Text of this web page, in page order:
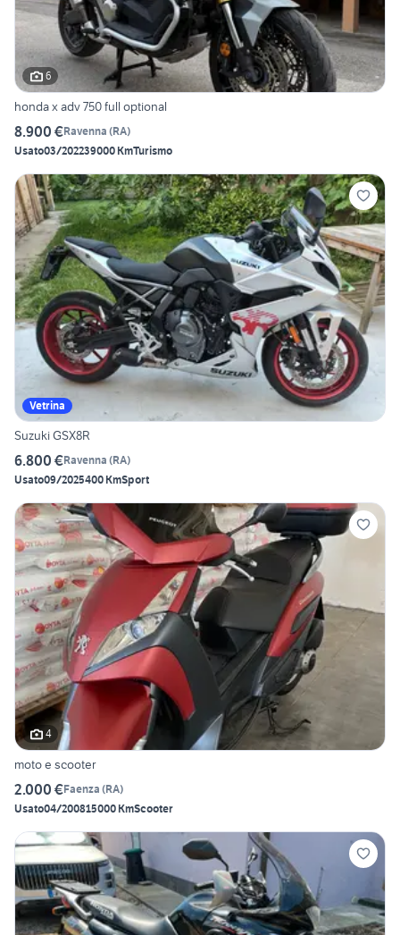
6
honda x adv 750 full optional
8.900 €Ravenna (RA)
Usato03/202239000 KmTurismo
Vetrina
Suzuki GSX8R
6.800 €Ravenna (RA)
Usato09/2025400 KmSport
4
moto e scooter
2.000 €Faenza (RA)
Usato04/200815000 KmScooter